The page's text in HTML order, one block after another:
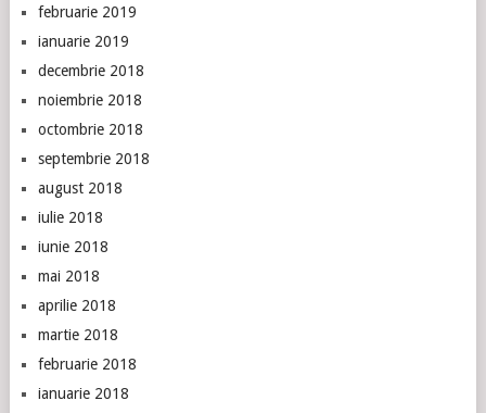
februarie 2019
ianuarie 2019
decembrie 2018
noiembrie 2018
octombrie 2018
septembrie 2018
august 2018
iulie 2018
iunie 2018
mai 2018
aprilie 2018
martie 2018
februarie 2018
ianuarie 2018